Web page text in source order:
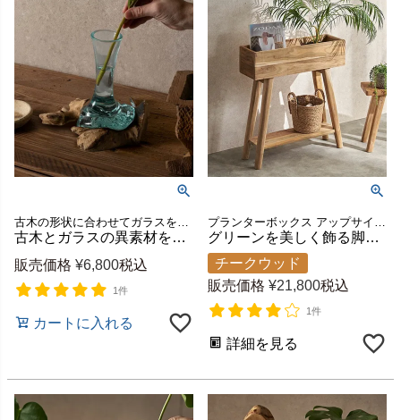
古木の形状に合わせてガラスを成形した、一点物ならではの表情
古木とガラスの異素材を組み合わせた一輪挿しタイプのフラワーベース[14330]
販売価格 ¥6,800税込
1件
カートに入れる
プランターボックス アップサイクル サステナブル 店舗 カフェ レストラン 古材 ケース 鉢台 観葉植物 植木鉢台 プランター台 鉢スタンド 園芸ラック ガーデンラック リビング 室内 屋内
グリーンを美しく飾る脚付きチークプランタースタンド 幅64cm 5号鉢対応 [14093]
チークウッド
販売価格 ¥21,800税込
1件
詳細を見る